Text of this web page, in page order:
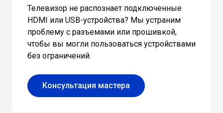
Телевизор не распознает подключенные
HDMI или USB-устройства? Мы устраним
проблему с разъемами или прошивкой,
чтобы вы могли пользоваться устройствами
без ограничений.
Консультация мастера